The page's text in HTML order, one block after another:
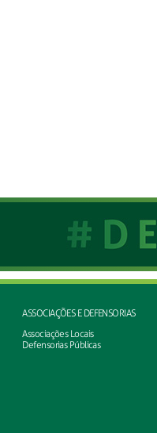
ASSOCIAÇÕES E DEFENSORIAS
Associações Locais
Defensorias Públicas